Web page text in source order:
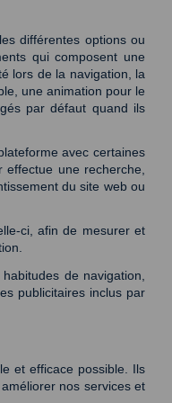
différentes options ou
qui composent une
lors de la navigation, la
une animation pour le
par défaut quand ils
avec certaines
une recherche,
du site web ou
ci, afin de mesurer et
de navigation,
publicitaires inclus par
et efficace possible. Ils
nos services et